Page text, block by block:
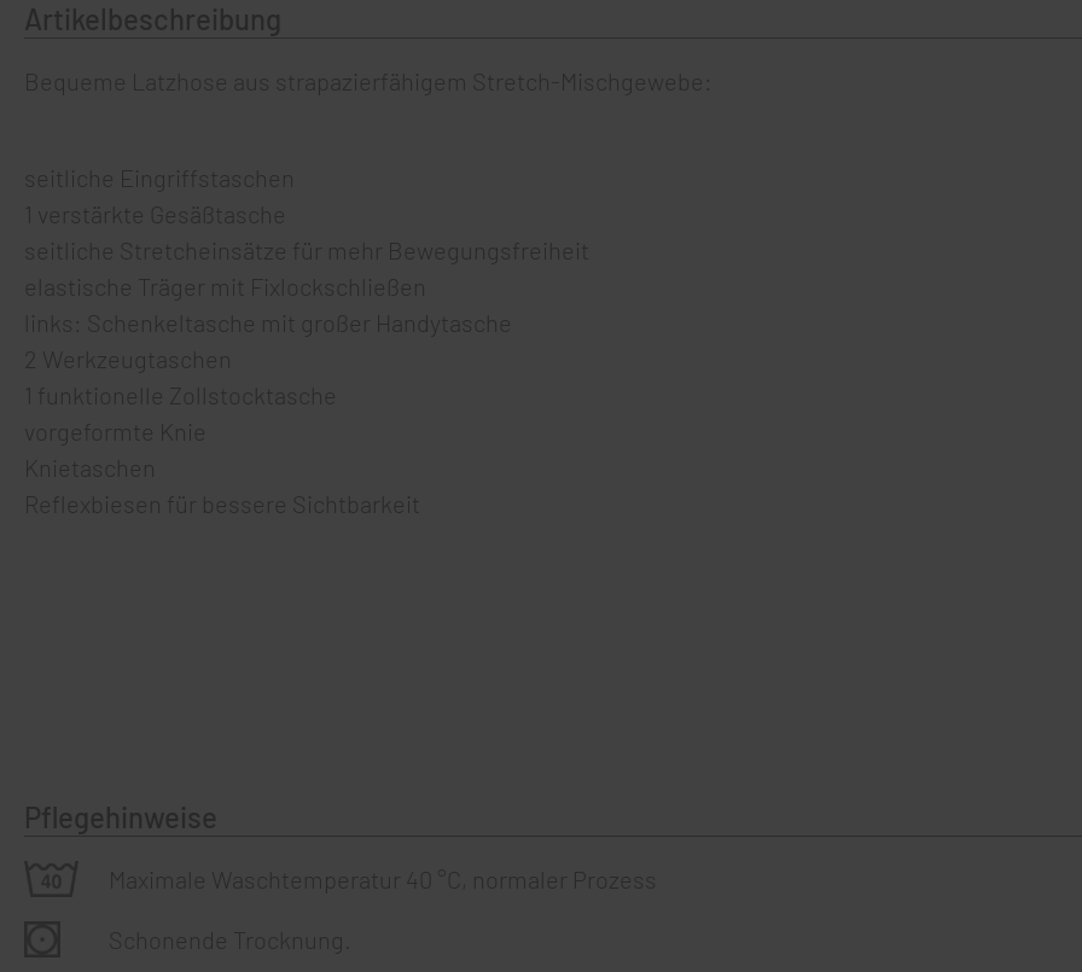
Artikelbeschreibung
Bequeme Latzhose aus strapazierfähigem Stretch-Mischgewebe:
seitliche Eingriffstaschen
1 verstärkte Gesäßtasche
seitliche Stretcheinsätze für mehr Bewegungsfreiheit
elastische Träger mit Fixlockschließen
links: Schenkeltasche mit großer Handytasche
2 Werkzeugtaschen
1 funktionelle Zollstocktasche
vorgeformte Knie
Knietaschen
Reflexbiesen für bessere Sichtbarkeit
Pflegehinweise
Maximale Waschtemperatur 40 °C, normaler Prozess
Schonende Trocknung.